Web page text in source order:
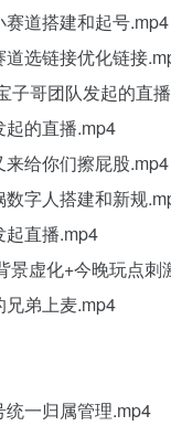
赛道搭建和起号.mp4
道选链接优化链接
子哥团队发起的直
起的直播.mp4
来给你们擦屁股.mp4
数字人搭建和新规
起直播.mp4
景虚化+今晚玩点刺
兄弟上麦.mp4
统一归属管理.mp4